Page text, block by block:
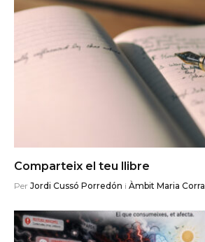
Comparteix el teu llibre
Per Jordi Cussó Porredón i Àmbit Maria Corral